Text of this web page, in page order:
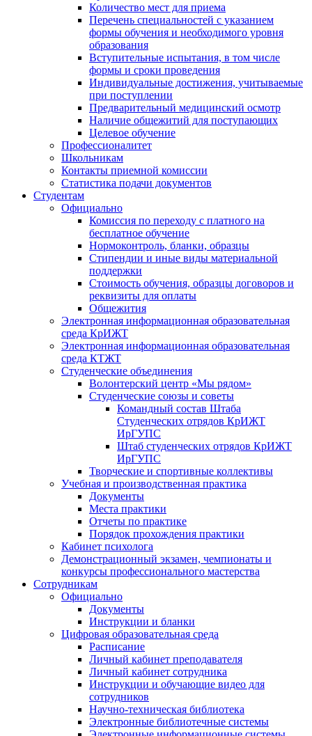
Количество мест для приема
Перечень специальностей с указанием
формы обучения и необходимого уровня
образования
Вступительные испытания, в том числе
формы и сроки проведения
Индивидуальные достижения, учитываемые
при поступлении
Предварительный медицинский осмотр
Наличие общежитий для поступающих
Целевое обучение
Профессионалитет
Школьникам
Контакты приемной комиссии
Статистика подачи документов
Студентам
Официально
Комиссия по переходу с платного на
бесплатное обучение
Нормоконтроль, бланки, образцы
Стипендии и иные виды материальной
поддержки
Стоимость обучения, образцы договоров и
реквизиты для оплаты
Общежития
Электронная информационная образовательная
среда КрИЖТ
Электронная информационная образовательная
среда КТЖТ
Студенческие объединения
Волонтерский центр «Мы рядом»
Студенческие союзы и советы
Командный состав Штаба
Студенческих отрядов КрИЖТ
ИрГУПС
Штаб студенческих отрядов КрИЖТ
ИрГУПС
Творческие и спортивные коллективы
Учебная и производственная практика
Документы
Места практики
Отчеты по практике
Порядок прохождения практики
Кабинет психолога
Демонстрационный экзамен, чемпионаты и
конкурсы профессионального мастерства
Сотрудникам
Официально
Документы
Инструкции и бланки
Цифровая образовательная среда
Расписание
Личный кабинет преподавателя
Личный кабинет сотрудника
Инструкции и обучающие видео для
сотрудников
Научно-техническая библиотека
Электронные библиотечные системы